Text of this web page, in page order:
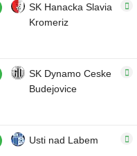
SK Hanacka Slavia
Kromeriz
SK Dynamo Ceske
Budejovice
Usti nad Labem